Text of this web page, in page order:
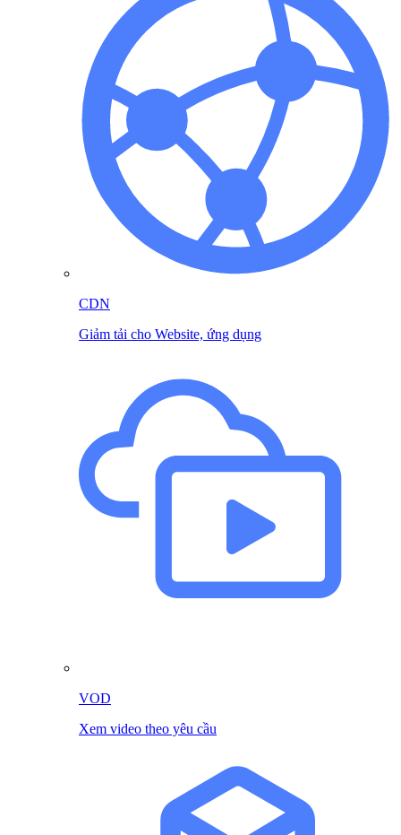
CDN
Giảm tải cho Website, ứng dụng
VOD
Xem video theo yêu cầu